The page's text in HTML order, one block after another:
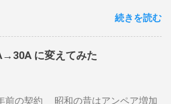
理。 外側ドラム→空気層→内側ドラ
で熱が伝わるので、温度変化には時
かります。それを予測したうえでの
がりのタイミングを考慮しなくては
る） アンテナ→BDR２→BDR１→テ
」と略します。 アンテナ信号は、
れのアンテナ入力から出力へと繰り
続きを読む
に変えてみた
前の契約 昭和の昔はアンペア増加